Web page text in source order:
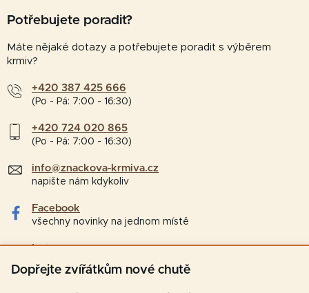
Dopřejte zvířátkům nové chutě
Potřebujete poradit?
Máte nějaké dotazy a potřebujete poradit s výběrem
krmiv?
+420 387 425 666
(Po - Pá: 7:00 - 16:30)
+420 724 020 865
(Po - Pá: 7:00 - 16:30)
info@znackova-krmiva.cz
napište nám kdykoliv
Facebook
všechny novinky na jednom místě
Instagram
tipy a zajímavosti pro chovatele